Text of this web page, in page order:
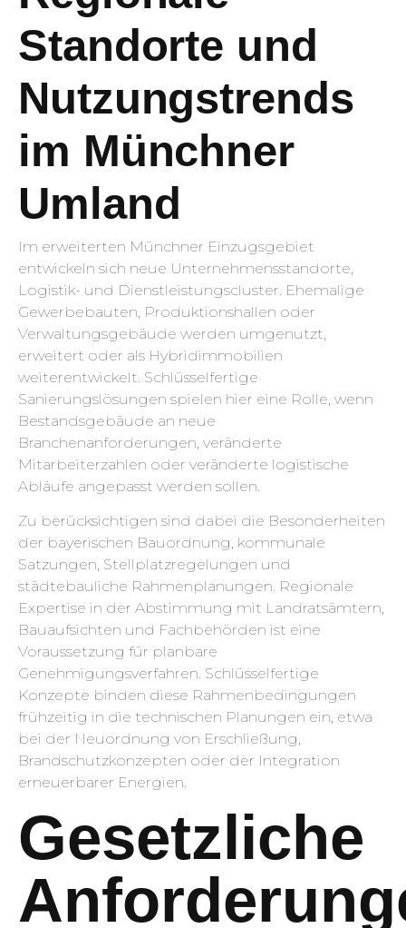
Standorte und
Nutzungstrends
im Münchner
Umland
Im erweiterten Münchner Einzugsgebiet
entwickeln sich neue Unternehmensstandorte,
Logistik- und Dienstleistungscluster. Ehemalige
Gewerbebauten, Produktionshallen oder
Verwaltungsgebäude werden umgenutzt,
erweitert oder als Hybridimmobilien
weiterentwickelt. Schlüsselfertige
Sanierungslösungen spielen hier eine Rolle, wenn
Bestandsgebäude an neue
Branchenanforderungen, veränderte
Mitarbeiterzahlen oder veränderte logistische
Abläufe angepasst werden sollen.
Zu berücksichtigen sind dabei die Besonderheiten
der bayerischen Bauordnung, kommunale
Satzungen, Stellplatzregelungen und
städtebauliche Rahmenplanungen. Regionale
Expertise in der Abstimmung mit Landratsämtern,
Bauaufsichten und Fachbehörden ist eine
Voraussetzung für planbare
Genehmigungsverfahren. Schlüsselfertige
Konzepte binden diese Rahmenbedingungen
frühzeitig in die technischen Planungen ein, etwa
bei der Neuordnung von Erschließung,
Brandschutzkonzepten oder der Integration
erneuerbarer Energien.
Gesetzliche